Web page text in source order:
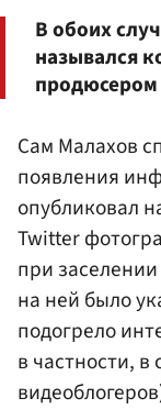
В обоих
назывался
продюсером
Сам Малахов
появления
опубликовал
Twitter
при
на ней было
подогрело
в частности, в